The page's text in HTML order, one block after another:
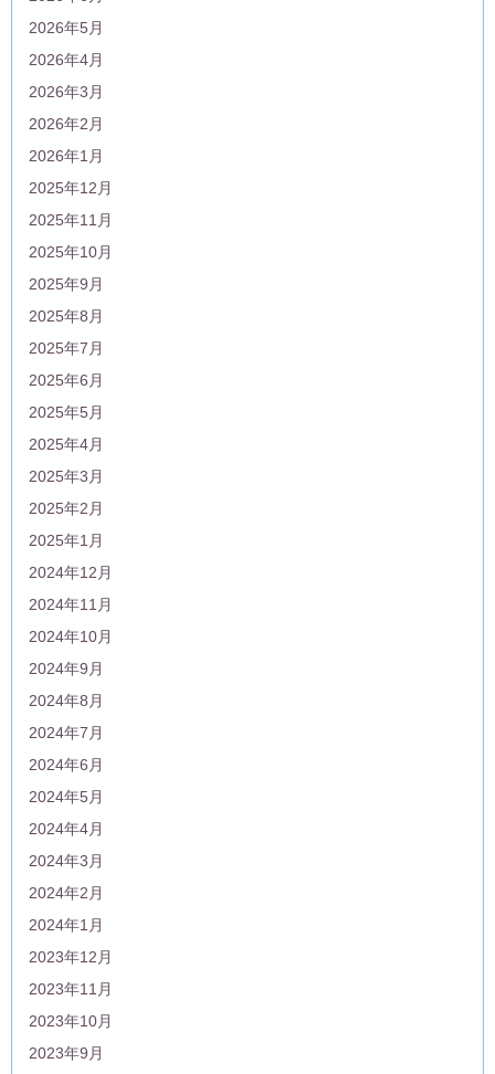
2026年5月
2026年4月
2026年3月
2026年2月
2026年1月
2025年12月
2025年11月
2025年10月
2025年9月
2025年8月
2025年7月
2025年6月
2025年5月
2025年4月
2025年3月
2025年2月
2025年1月
2024年12月
2024年11月
2024年10月
2024年9月
2024年8月
2024年7月
2024年6月
2024年5月
2024年4月
2024年3月
2024年2月
2024年1月
2023年12月
2023年11月
2023年10月
2023年9月